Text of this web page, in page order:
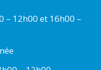
– 12h00 et 16h00 –